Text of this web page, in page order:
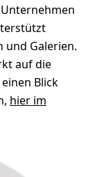
und Galerien.
auf die
Blick
hier im